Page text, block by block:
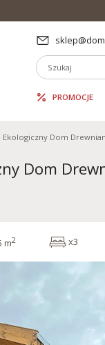
PROMOCJE
Ekologiczny Dom
Dom
m2 x3